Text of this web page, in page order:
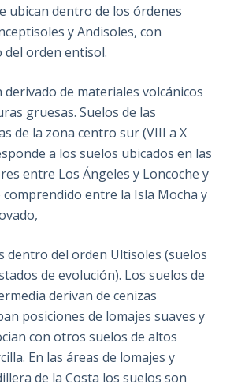
ubican dentro de los órdenes
y Andisoles, con
del orden entisol.
derivado de materiales volcánicos
gruesas. Suelos de las
de la zona centro sur (VIII a X
a los suelos ubicados en las
entre Los Ángeles y Loncoche y
entre la Isla Mocha y
dentro del orden Ultisoles (suelos
de evolución). Los suelos de
derivan de cenizas
posiciones de lomajes suaves y
con otros suelos de altos
En las áreas de lomajes y
de la Costa los suelos son